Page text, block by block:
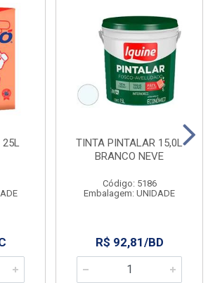
25L
TINTA PINTALAR 15,0L
BRANCO NEVE
Código: 5186
Embalagem: UNIDADE
R$ 92,81/BD